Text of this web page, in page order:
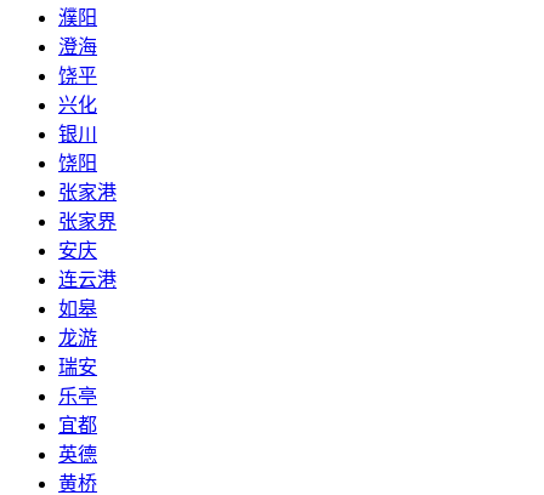
濮阳
澄海
饶平
兴化
银川
饶阳
张家港
张家界
安庆
连云港
如皋
龙游
瑞安
乐亭
宜都
英德
黄桥